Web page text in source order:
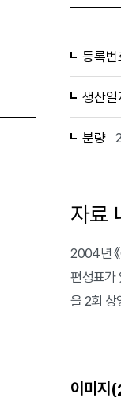
등록번
생산일
분량
자료
2004년
편성표가
을 2회 상
이미지(